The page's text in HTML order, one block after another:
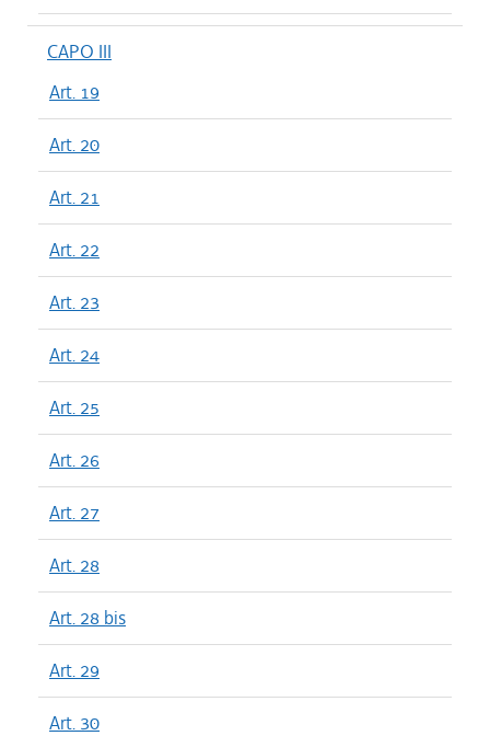
CAPO III
Art. 19
Art. 20
Art. 21
Art. 22
Art. 23
Art. 24
Art. 25
Art. 26
Art. 27
Art. 28
Art. 28 bis
Art. 29
Art. 30